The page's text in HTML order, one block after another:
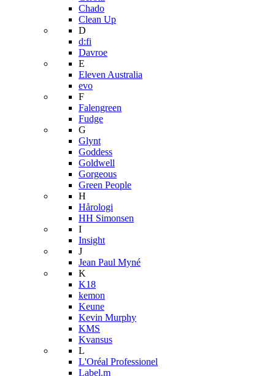
Chado
Clean Up
D
d:fi
Davroe
E
Eleven Australia
evo
F
Falengreen
Fudge
G
Glynt
Goddess
Goldwell
Gorgeous
Green People
H
Hårologi
HH Simonsen
I
Insight
J
Jean Paul Myné
K
K18
kemon
Keune
Kevin Murphy
KMS
Kvansus
L
L'Oréal Professionel
Label.m